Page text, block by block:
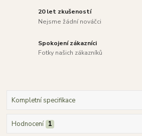
20 let zkušeností
Nejsme žádní nováčci
Spokojení zákazníci
Fotky našich zákazníků
Kompletní specifikace
Hodnocení 1